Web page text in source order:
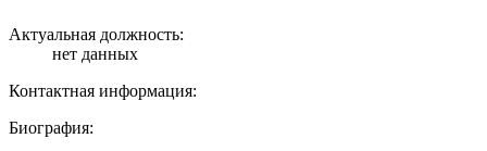
Актуальная должность:
нет данных
Контактная информация:
Биография: